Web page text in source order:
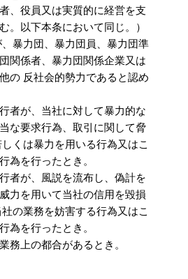
、役員又は実質的に経営を支
。以下本条において同じ。）
暴力団、暴力団員、暴力団準
関係者、暴力団関係企業又は
の 反社会的勢力であると認め
者が、当社に対して暴力的な
な要求行為、取引に関して脅
くは暴力を用いる行為又はこ
為を行ったとき。
者が、風説を流布し、偽計を
力を用いて当社の信用を毀損
の業務を妨害する行為又はこ
為を行ったとき。
務上の都合があるとき。